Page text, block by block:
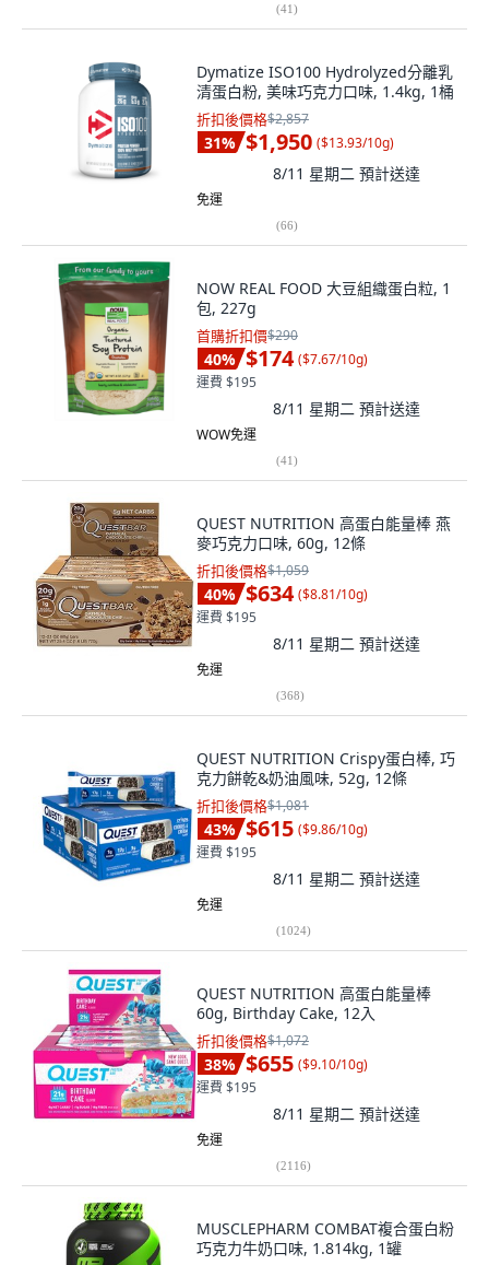
(41)
Dymatize ISO100 Hydrolyzed分離乳
清蛋白粉, 美味巧克力口味, 1.4kg, 1桶
折扣後價格$2,857
31% $1,950 ($13.93/10g)
8/11 星期二 預計送達
免運
(66)
NOW REAL FOOD 大豆組織蛋白粒, 1
包, 227g
首購折扣價$290
40% $174 ($7.67/10g)
運費 $195
8/11 星期二 預計送達
WOW免運
(41)
QUEST NUTRITION 高蛋白能量棒 燕
麥巧克力口味, 60g, 12條
折扣後價格$1,059
40% $634 ($8.81/10g)
運費 $195
8/11 星期二 預計送達
免運
(368)
QUEST NUTRITION Crispy蛋白棒, 巧
克力餅乾&奶油風味, 52g, 12條
折扣後價格$1,081
43% $615 ($9.86/10g)
運費 $195
8/11 星期二 預計送達
免運
(1024)
QUEST NUTRITION 高蛋白能量棒
60g, Birthday Cake, 12入
折扣後價格$1,072
38% $655 ($9.10/10g)
運費 $195
8/11 星期二 預計送達
免運
(2116)
MUSCLEPHARM COMBAT複合蛋白粉
巧克力牛奶口味, 1.814kg, 1罐